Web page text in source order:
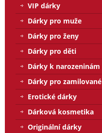
VIP dárky
Dárky pro muže
Dárky pro ženy
Dárky pro děti
Dárky k narozeninám
Dárky pro zamilované
Erotické dárky
Dárková kosmetika
Originální dárky